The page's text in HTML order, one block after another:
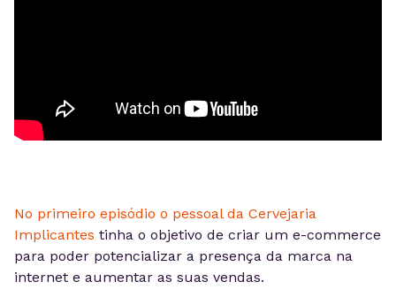
No primeiro episódio o pessoal da Cervejaria
Implicantes tinha o objetivo de criar um e-commerce
para poder potencializar a presença da marca na
internet e aumentar as suas vendas.